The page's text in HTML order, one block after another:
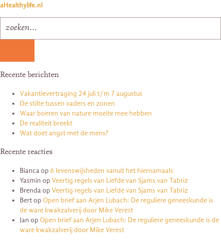
aHealthylife.nl
Recente berichten
Vakantievertraging 24 juli t/m 7 augustus
De stilte tussen vaders en zonen
Waar boeren van nature moeite mee hebben
De realiteit breekt
Wat doet angst met de mens?
Recente reacties
Biancaop 6 levenswijsheden vanuit het hiernamaals
Yasmin op Veertig regels van Liefde van Sjams van Tabriz
Brendaop Veertig regels van Liefde van Sjams van Tabriz
Bertop Open brief aan Arjen Lubach: De reguliere geneeskunde is
de ware kwakzalverij door Mike Verest
Jan op Open brief aan Arjen Lubach: De reguliere geneeskunde is de
ware kwakzalverij door Mike Verest